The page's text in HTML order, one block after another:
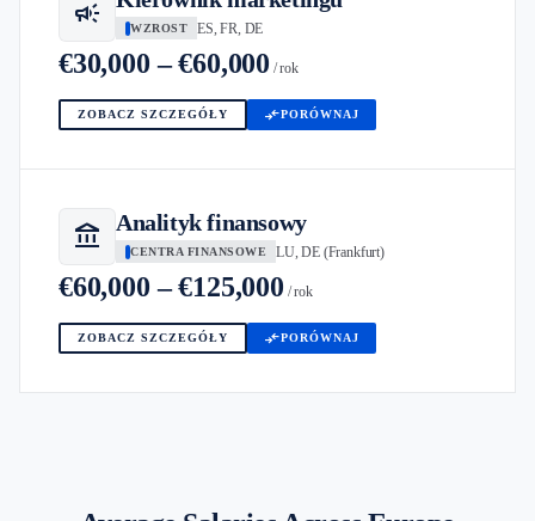
campaign WZROST ES, FR, DE
€30,000 – €60,000 / rok
ZOBACZ SZCZEGÓŁY compare_arrowsPORÓWNAJ
account_balance Analityk finansowy
CENTRA FINANSOWE LU, DE (Frankfurt)
€60,000 – €125,000 / rok
ZOBACZ SZCZEGÓŁY compare_arrowsPORÓWNAJ